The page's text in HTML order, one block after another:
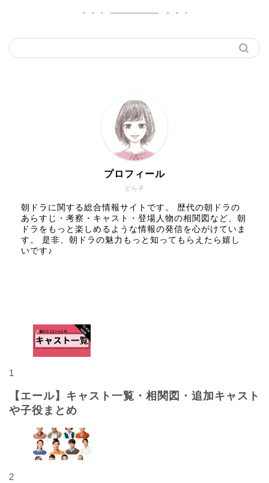
どら子
プロフィール
朝ドラに関する総合情報サイトです。 歴代の朝ドラの
あらすじ・考察・キャスト・登場人物の相関図など、朝
ドラをもっと楽しめるような情報の発信を心がけていま
す。 是非、朝ドラの魅力もっと知ってもらえたら嬉し
いです♪
1
【エール】キャスト一覧・相関図・追加キャスト
や子役まとめ
2